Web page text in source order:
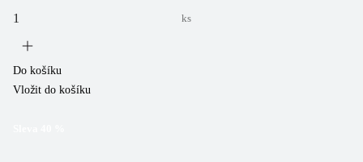
ks
Do košíku
Vložit do košíku